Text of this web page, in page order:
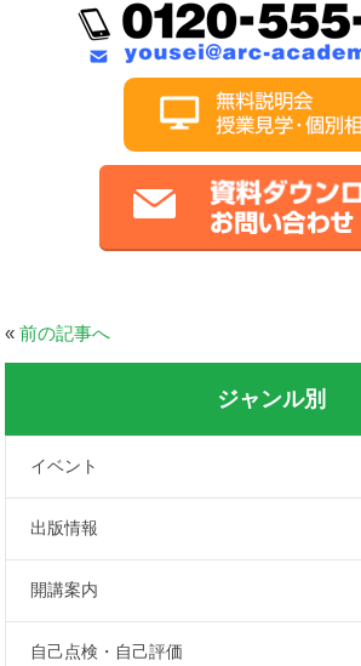
«前の記事へ
ジャンル別
イベント
出版情報
開講案内
自己点検・自己評価